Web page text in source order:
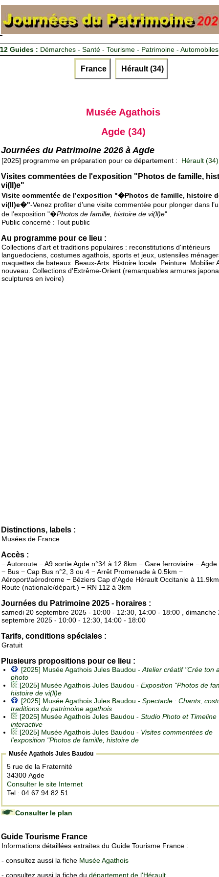
12 Guides : Démarches - Santé - Tourisme - Patrimoine - Automobiles
France Hérault (34)
Musée Agathois
Agde (34)
Journées du Patrimoine 2026 à Agde
[2025] programme en préparation pour ce département : Hérault (34)
Visites commentées de l'exposition "Photos de famille,
vi(ll)e"
Visite commentée de l’exposition "�Photos de famille, histoire
vi(ll)e�"-Venez profiter d’une visite commentée pour plonger dans
de l’exposition "�Photos de famille, histoire de vi(ll)e"
Public concerné : Tout public
Au programme pour ce lieu :
Collections d'art et traditions populaires : reconstitutions d'intérieurs
languedociens, costumes agathois, sports et jeux, ustensiles
maquettes de bateaux. Beaux-Arts. Histoire locale. Peinture. Mobilier
nouveau. Collections d'Extrême-Orient (remarquables armures
sculptures en ivoire)
Distinctions, labels :
Musées de France
Accès :
− Autoroute − A9 sortie Agde n°34 à 12.8km − Gare ferroviaire −
− Bus − Cap Bus n°2, 3 ou 4 − Arrêt Promenade à 0.5km −
Aéroport/aérodrome − Béziers Cap d’Agde Hérault Occitanie à
Route (nationale/départ.) − RN 112 à 3km
Journées du Patrimoine 2025 - horaires :
samedi 20 septembre 2025 - 10:00 - 12:30, 14:00 - 18:00 , dimanche
septembre 2025 - 10:00 - 12:30, 14:00 - 18:00
Tarifs, conditions spéciales :
Gratuit
Plusieurs propositions pour ce lieu :
[2025] Musée Agathois Jules Baudou -Atelier créatif "Crée ton
photo
[2025] Musée Agathois Jules Baudou - Exposition "Photos de
histoire de vi(ll)e
[2025] Musée Agathois Jules Baudou - Spectacle : Chants,
traditions du patrimoine agathois
[2025] Musée Agathois Jules Baudou - Studio Photo et Timeline
interactive
[2025] Musée Agathois Jules Baudou - Visites commentées de
l'exposition "Photos de famille, histoire de
Musée Agathois Jules Baudou
5 rue de la Fraternité
34300 Agde
Consulter le site Internet
Tel : 04 67 94 82 51
Consulter le plan
Guide Tourisme France
Informations détaillées extraites du Guide Tourisme France :
- consultez aussi la fiche Musée Agathois
- consultez aussi la fiche du département de l'Hérault